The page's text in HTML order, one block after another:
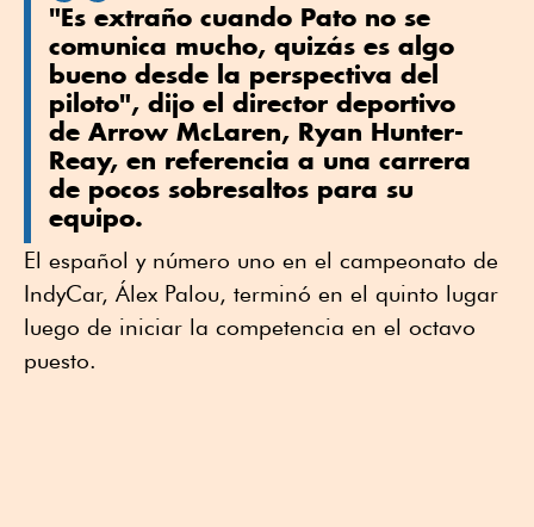
"Es extraño cuando Pato no se
comunica mucho, quizás es algo
bueno desde la perspectiva del
piloto", dijo el director deportivo
de Arrow McLaren, Ryan Hunter-
Reay, en referencia a una carrera
de pocos sobresaltos para su
equipo.
El español y número uno en el campeonato de
IndyCar, Álex Palou, terminó en el quinto lugar
luego de iniciar la competencia en el octavo
puesto.